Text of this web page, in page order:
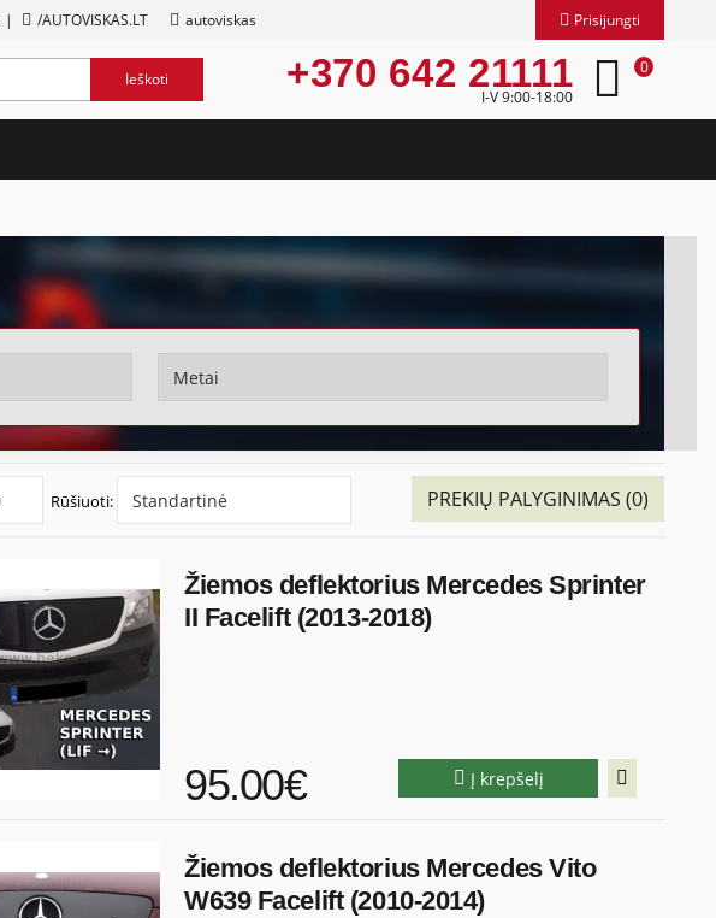
| /AUTOVISKAS.LT autoviskas Prisijungti
Ieškoti +370 642 21111
I-V 9:00-18:00
0
PREKIŲ PALYGINIMAS (0)
Rūšiuoti:
Žiemos deflektorius Mercedes Sprinter
II Facelift (2013-2018)
95.00€ Į krepšelį
Žiemos deflektorius Mercedes Vito
W639 Facelift (2010-2014)